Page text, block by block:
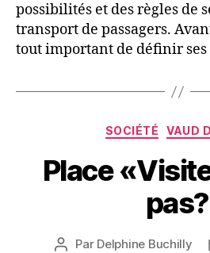
possibilités et des règles de
transport de passagers.
tout important de définir ses
SOCIÉTÉ VAUD
Place
pas?
Auteur
Par Delphine Buchilly